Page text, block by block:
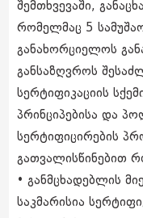
შემთხვევაში,
რომელმაც 5
განახორციელოს
განსაზღვროს
სერტიფიკაციის
პრინციპებისა და
სერტიფიცირების
გათვალისწინებით
• განმცხადებლის
საკმარისია